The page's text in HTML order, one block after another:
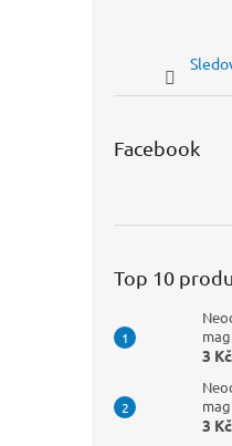
Facebook
Top 10
3 Kč
3 Kč